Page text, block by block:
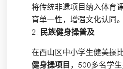
将传统非遗项目纳入体育
育单一性，增强文化认同。
2. 民族健身操普及
在西山区中小学生健美操
健身操项目 ，500多名学